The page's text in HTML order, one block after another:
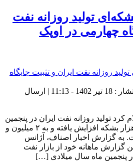
هزار بشکه‌ای تولید روزانه نفت
چهارمی در اوپک
شناسه خبر : 1374 | تاریخ انتشار : 18 تیر 1402 - 11:13 | ارسال
کرد تولید روزانه نفت ایران در پنجمین
ماه سال جاری میلادی ۸۰ هزار بشکه افزایش یافته و به ۲ میلیون و
به گزارش اخبار اصناف، آژانس
گزارش ماهانه خود از بازار نفت
پنجمین ماه سال میلادی […]